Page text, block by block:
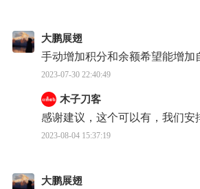
大鹏展翅
手动增加积分和余额希望能增加
2023-07-30 22:40:49
木子刀客
感谢建议，这个可以有，我们安
2023-08-04 15:37:19
大鹏展翅